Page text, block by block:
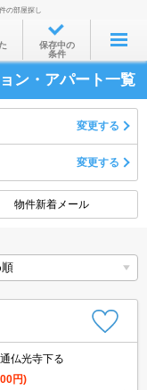
ら
の部屋探し
保存中の
条件
ン・アパート一覧
変更する
変更する
物件新着メール
仏光寺下る
円)